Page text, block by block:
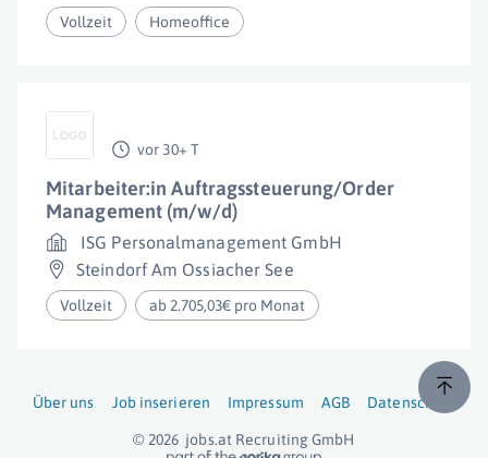
Vollzeit Homeoffice
vor 30+ T
Mitarbeiter:in Auftragssteuerung/Order
Management (m/w/d)
ISG Personalmanagement GmbH
Steindorf Am Ossiacher See
Vollzeit ab 2.705,03€ pro Monat
Über uns Job inserieren Impressum AGB Datenschutz
© 2026 jobs.at Recruiting GmbH